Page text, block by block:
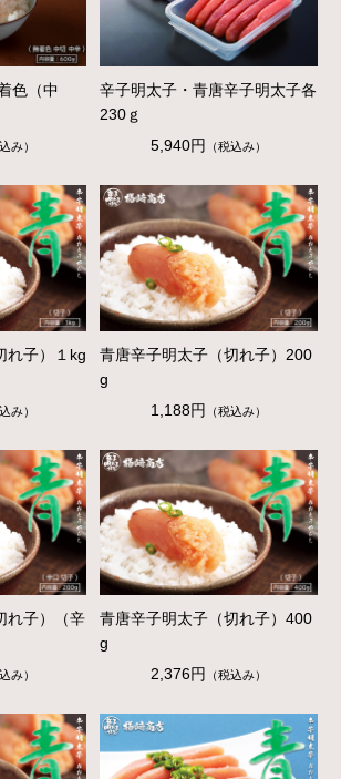
色（中
み）
辛子明太子・青唐辛子明太子各
230ｇ
5,940円
（税込み）
れ子）１kg
み）
青唐辛子明太子（切れ子）200
g
1,188円
（税込み）
れ子）（辛
み）
青唐辛子明太子（切れ子）400
g
2,376円
（税込み）